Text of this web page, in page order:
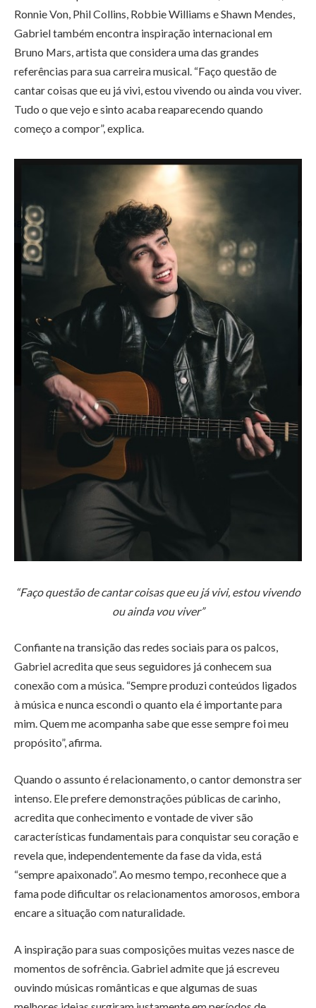
Ronnie Von, Phil Collins, Robbie Williams e Shawn Mendes,
Gabriel também encontra inspiração internacional em
Bruno Mars, artista que considera uma das grandes
referências para sua carreira musical. “Faço questão de
cantar coisas que eu já vivi, estou vivendo ou ainda vou viver.
Tudo o que vejo e sinto acaba reaparecendo quando
começo a compor”, explica.
“Faço questão de cantar coisas que eu já vivi, estou vivendo
ou ainda vou viver”
Confiante na transição das redes sociais para os palcos,
Gabriel acredita que seus seguidores já conhecem sua
conexão com a música. “Sempre produzi conteúdos ligados
à música e nunca escondi o quanto ela é importante para
mim. Quem me acompanha sabe que esse sempre foi meu
propósito”, afirma.
Quando o assunto é relacionamento, o cantor demonstra ser
intenso. Ele prefere demonstrações públicas de carinho,
acredita que conhecimento e vontade de viver são
características fundamentais para conquistar seu coração e
revela que, independentemente da fase da vida, está
“sempre apaixonado”. Ao mesmo tempo, reconhece que a
fama pode dificultar os relacionamentos amorosos, embora
encare a situação com naturalidade.
A inspiração para suas composições muitas vezes nasce de
momentos de sofrência. Gabriel admite que já escreveu
ouvindo músicas românticas e que algumas de suas